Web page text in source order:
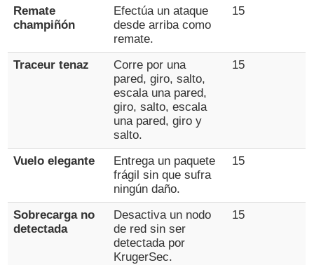
Remate
champiñón
Efectúa un ataque
desde arriba como
remate.
15
Traceur tenaz
Corre por una
pared, giro, salto,
escala una pared,
giro, salto, escala
una pared, giro y
salto.
15
Vuelo elegante
Entrega un paquete
frágil sin que sufra
ningún daño.
15
Sobrecarga no
detectada
Desactiva un nodo
de red sin ser
detectada por
KrugerSec.
15